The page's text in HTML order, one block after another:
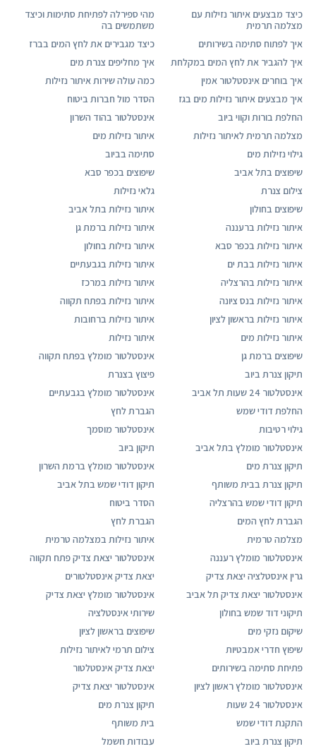
כיצד מבצעים איתור נזילות עם
מצלמה תרמית
מהי ספירלה לפתיחת סתימות וכיצד
משתמשים בה
איך לפתוח סתימה בשירותים
כיצד מגבירים את לחץ המים בברז
איך להגביר את לחץ המים במקלחת
איך מחליפים צנרת מים
איך בוחרים אינסטלטור אמין
כמה עולה שירות איתור נזילות
איך מבצעים איתור נזילות מים בגז
הסדר מול חברות ביטוח
החלפת בורות וקווי ביוב
אינסטלטור בהוד השרון
מצלמה תרמית לאיתור נזילות
איתור נזילות מים
גילוי נזילות מים
סתימה בביוב
שיפוצים בתל אביב
שיפוצים בכפר סבא
צילום צנרת
גלאי נזילות
שיפוצים בחולון
איתור נזילות בתל אביב
איתור נזילות ברעננה
איתור נזילות ברמת גן
איתור נזילות בכפר סבא
איתור נזילות בחולון
איתור נזילות בבת ים
איתור נזילות בגבעתיים
איתור נזילות בהרצליה
איתור נזילות במרכז
איתור נזילות בנס ציונה
איתור נזילות בפתח תקווה
איתור נזילות בראשון לציון
איתור נזילות ברחובות
איתור נזילות מים
איתור נזילות
שיפוצים ברמת גן
אינסטלטור מומלץ בפתח תקווה
תיקון צנרת ביוב
פיצוץ בצנרת
אינסטלטור 24 שעות תל אביב
אינסטלטור מומלץ בגבעתיים
החלפת דודי שמש
הגברת לחץ
גילוי רטיבות
אינסטלטור מוסמך
אינסטלטור מומלץ בתל אביב
תיקון ביוב
תיקון צנרת מים
אינסטלטור מומלץ ברמת השרון
תיקון צנרת בבית משותף
תיקון דודי שמש בתל אביב
תיקון דודי שמש בהרצליה
הסדר ביטוח
הגברת לחץ המים
הגברת לחץ
מצלמה טרמית
איתור נזילות במצלמה טרמית
אינסטלטור מומלץ רעננה
אינסטלטור יצאת צדיק פתח תקווה
גרין אינסטלציה יצאת צדיק
יצאת צדיק אינסטלטורים
אינסטלטור יצאת צדיק תל אביב
אינסטלטור מומלץ יצאת צדיק
תיקוני דוד שמש בחולון
שירותי אינסטלציה
שיקום נזקי מים
שיפוצים בראשון לציון
שיפוץ חדרי אמבטיות
צילום תרמי לאיתור נזילות
פתיחת סתימה בשירותים
יצאת צדיק אינסטלטור
אינסטלטור מומלץ ראשון לציון
אינסטלטור יצאת צדיק
אינסטלטור 24 שעות
תיקון צנרת מים
התקנת דודי שמש
בית משותף
תיקון צנרת ביוב
עבודות חשמל